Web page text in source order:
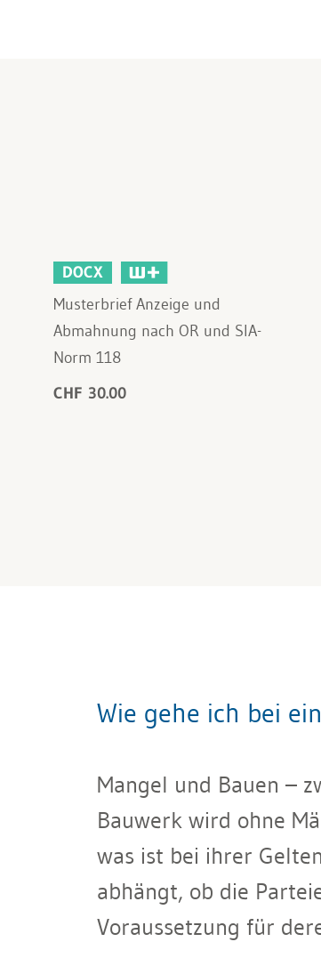
DOCX
Musterbrief Anzeige und
Abmahnung nach OR und SIA-
Norm 118
CHF 30.00
Wie gehe ich bei
Mangel und Bauen –
Bauwerk wird ohne
was ist bei ihrer
abhängt, ob die
Voraussetzung für